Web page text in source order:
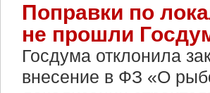
Поправки по
не прошли
Госдума отклонила
внесение в ФЗ «О